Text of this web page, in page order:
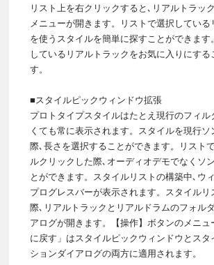
リスト上を右クリックすると､リアルトラッ
メニューが開きます。リストで選択している
を使うスタイルを簡単に探すことができます
しているリアルトラックをお気に入りにする
す。
■スタイルピックウィンドウ拡張
プロトタイプスタイルはたとえ現行のフィル
くても常に表示されます。スタイルを現行ソ
際､長さを選択することができます。リスト
ルクリックした際､オーディオデモでなくソ
とができます。スタイルリストの構築中､ウ
プログレスバーが表示されます。スタイルリ
際､リアルトラックとリアルドラムのフォル
アログが開きます。【操作】ボタンのメニュ
に戻す」はスタイルピックウィンドウとスタ
ションダイアログの両方に適用されます。